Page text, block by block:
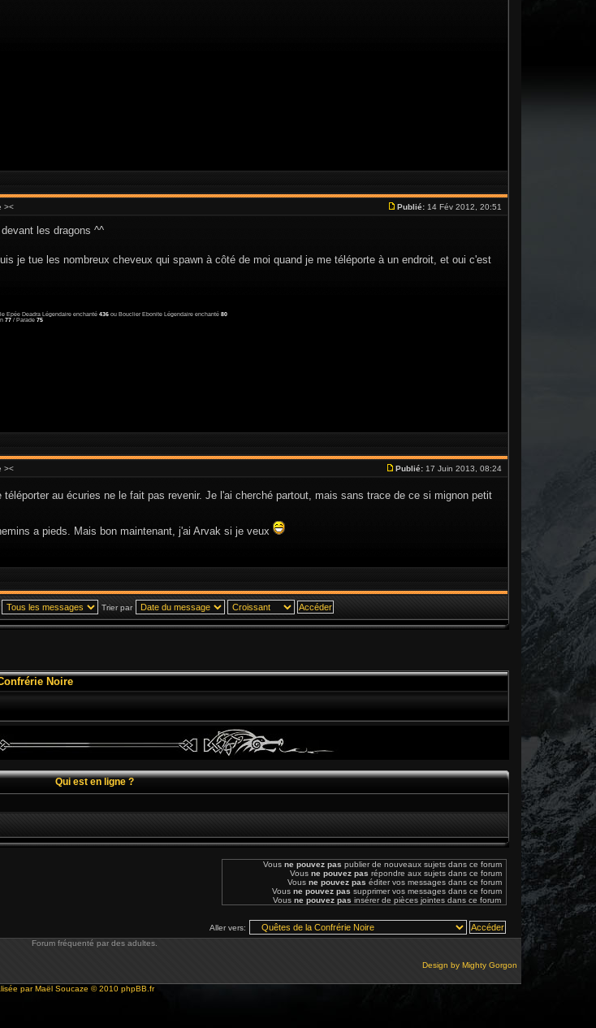
>< Publié: 14 Fév 2012, 20:51
les dragons ^^
je tue les nombreux cheveux qui spawn à côté de moi quand je me téléporte à un endroit, et oui c'est
Epée Deadra Légendaire enchanté 436 ou Bouclier Ebonite Légendaire enchanté 80
77 / Parade 75
>< Publié: 17 Juin 2013, 08:24
téléporter au écuries ne le fait pas revenir. Je l'ai cherché partout, mais sans trace de ce si mignon petit
a pieds. Mais bon maintenant, j'ai Arvak si je veux
Trier par
Noire
Qui est en ligne ?
Vous ne pouvez pas publier de nouveaux sujets dans ce forum
Vous ne pouvez pas répondre aux sujets dans ce forum
Vous ne pouvez pas éditer vos messages dans ce forum
Vous ne pouvez pas supprimer vos messages dans ce forum
Vous ne pouvez pas insérer de pièces jointes dans ce forum
Aller vers:
Forum fréquenté par des adultes.
Design by Mighty Gorgon
parMaël Soucaze © 2010 phpBB.fr